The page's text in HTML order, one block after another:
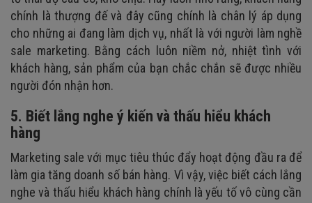
chính là thượng đế và đây cũng chính là chân lý áp dụng
cho những ai đang làm dịch vụ, nhất là với người làm nghề
sale marketing. Bằng cách luôn niềm nở, nhiệt tình với
khách hàng, sản phẩm của bạn chắc chắn sẽ được nhiều
người đón nhận hơn.
5. Biết lắng nghe ý kiến và thấu hiểu khách
hàng
Marketing sale với mục tiêu thúc đẩy hoạt động đầu ra để
làm gia tăng doanh số bán hàng. Vì vậy, việc biết cách lắng
nghe và thấu hiểu khách hàng chính là yếu tố vô cùng cần